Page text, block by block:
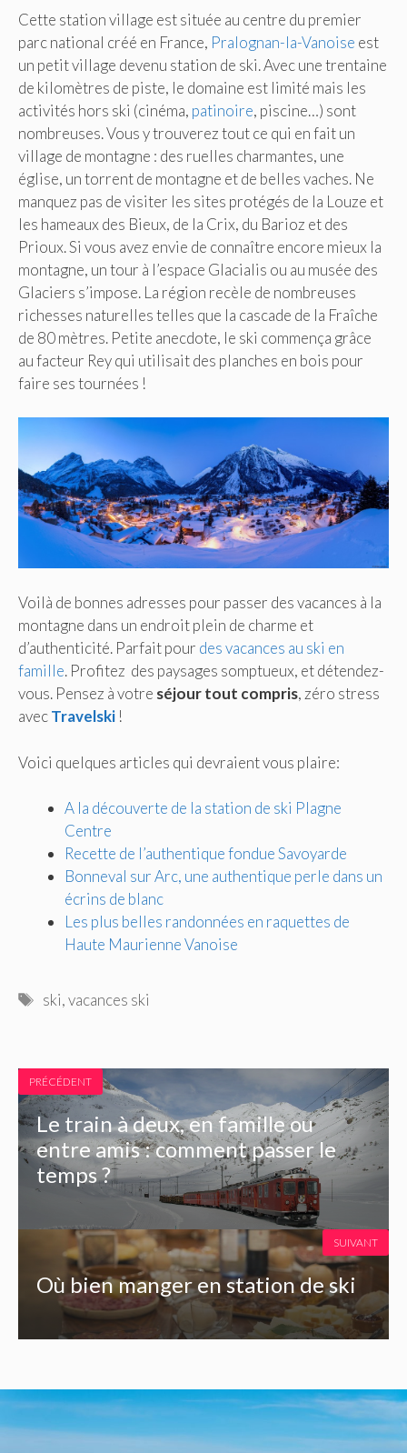
Cette station village est située au centre du premier
parc national créé en France, Pralognan-la-Vanoise est
un petit village devenu station de ski. Avec une trentaine
de kilomètres de piste, le domaine est limité mais les
activités hors ski (cinéma, patinoire, piscine…) sont
nombreuses. Vous y trouverez tout ce qui en fait un
village de montagne : des ruelles charmantes, une
église, un torrent de montagne et de belles vaches. Ne
manquez pas de visiter les sites protégés de la Louze et
les hameaux des Bieux, de la Crix, du Barioz et des
Prioux. Si vous avez envie de connaître encore mieux la
montagne, un tour à l’espace Glacialis ou au musée des
Glaciers s’impose. La région recèle de nombreuses
richesses naturelles telles que la cascade de la Fraîche
de 80 mètres. Petite anecdote, le ski commença grâce
au facteur Rey qui utilisait des planches en bois pour
faire ses tournées !
Voilà de bonnes adresses pour passer des vacances à la
montagne dans un endroit plein de charme et
d’authenticité. Parfait pour des vacances au ski en
famille. Profitez des paysages somptueux, et détendez-
vous. Pensez à votre séjour tout compris, zéro stress
avecTravelski !
Voici quelques articles qui devraient vous plaire:
A la découverte de la station de ski Plagne
Centre
Recette de l’authentique fondue Savoyarde
Bonneval sur Arc, une authentique perle dans un
écrins de blanc
Les plus belles randonnées en raquettes de
Haute Maurienne Vanoise
Étiquettes
ski,vacances ski
PRÉCÉDENT
Le train à deux, en famille ou
entre amis : comment passer le
temps ?
Où bien manger en station de ski
SUIVANT